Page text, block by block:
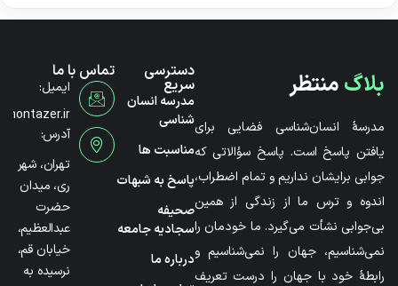
بلاگمنتظر
مدرسۀ انسان‌شناسی فضایی برای
یافتن پاسخ است. پاسخ سؤالاتی که
جوابی برایشان نداریم و تمام اضطراب،
اندوه و ترس ما از زندگی از همین
بی‌جوابی نشأت می‌گیرد. ما خودمان را
نمی‌شناسیم، جهان را نمی‌شناسیم و
رابطۀ خود با جهان را درست تعریف
دسترسی
سریع
مدرسه انسان
شناسی
مناسبت ها
پاسخ به شبهات
صحیفه
سجادیه جامعه
درباره ما
تماس با ما
ایمیل:
آدرس:
تهران، شهر
ری، میدان
حضرت
عبدالعظیم،
خیابان قم،
نرسیده به